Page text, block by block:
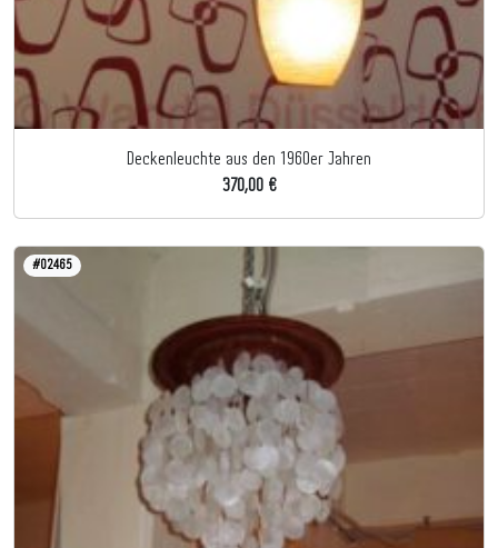
Deckenleuchte aus den 1960er Jahren
370,00 €
#02465